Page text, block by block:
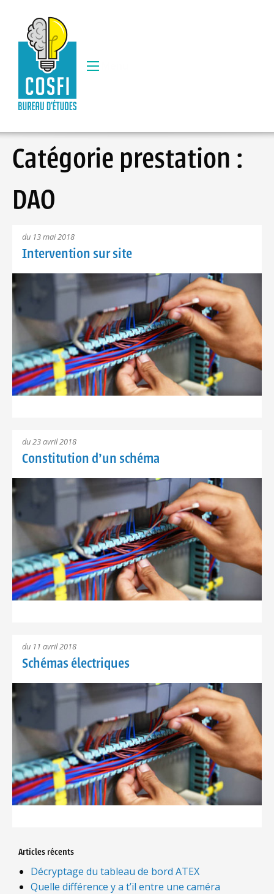
Catégorie prestation :
DAO
du 13 mai 2018
Intervention sur site
du 23 avril 2018
Constitution d’un schéma
du 11 avril 2018
Schémas électriques
Articles récents
Décryptage du tableau de bord ATEX
Quelle différence y a t’il entre une caméra